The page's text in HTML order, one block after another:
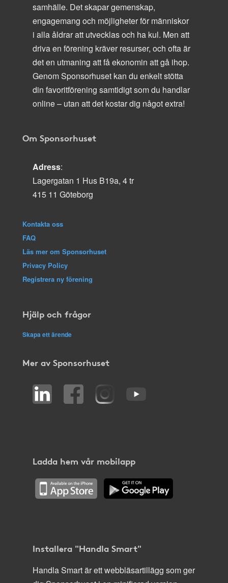
samhälle. Det skapar gemenskap,
engagemang och möjligheter för människor
i alla åldrar att utvecklas och ha kul. Men att
driva en förening kräver resurser, och ofta är
det en utmaning att få ekonomin att gå ihop.
Genom Sponsorhuset kan du enkelt stötta
din favoritförening samtidigt som du handlar
online – utan att det kostar dig något extra!
Om Sponsorhuset
Adress:
Lagergatan 1 Hus B19a, 4 tr
415 11 Göteborg
Kontakta oss
FAQ
Läs mer om Sponsorhuset
Privacy Policy
Registrera ny förening
Hjälp och frågor
Skapa ett ärende
Mer av Sponsorhuset
Ladda hem vår mobilapp
Installera "Handla Smart"
Handla Smart är ett webbläsartillägg som ger